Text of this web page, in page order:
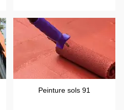
Peinture sols 91